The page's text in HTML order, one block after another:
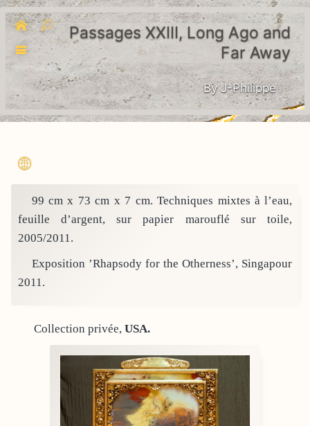
Passages XXIII, Long Ago and
Far Away
By J-Philippe
99 cm x 73 cm x 7 cm. Techniques mixtes à l’eau,
feuille d’argent, sur papier marouflé sur toile,
2005/2011.
Exposition ’Rhapsody for the Otherness’, Singapour
2011.
Collection privée, USA.